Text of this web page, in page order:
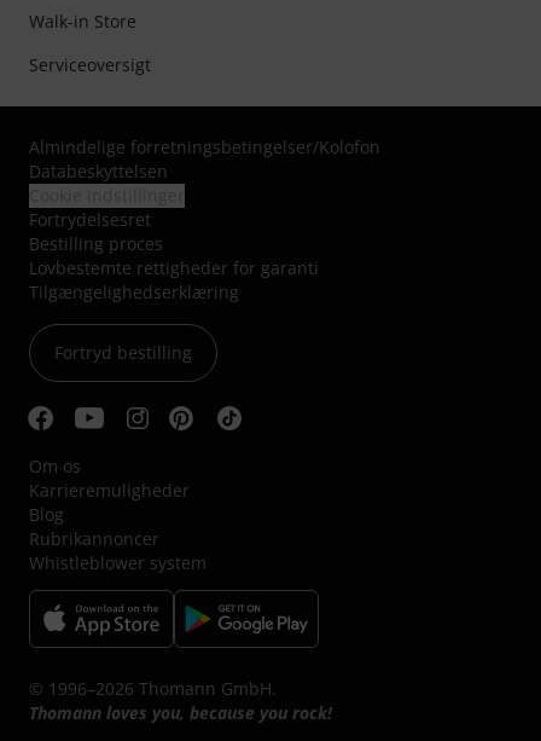
Walk-in Store
Serviceoversigt
Almindelige forretningsbetingelser/Kolofon
Databeskyttelsen
Fortrydelsesret
Bestilling proces
Lovbestemte rettigheder for garanti
Tilgængelighedserklæring
Fortryd bestilling
Om os
Karrieremuligheder
Blog
Rubrikannoncer
Whistleblower system
© 1996–2026 Thomann GmbH.
Thomann loves you, because you rock!